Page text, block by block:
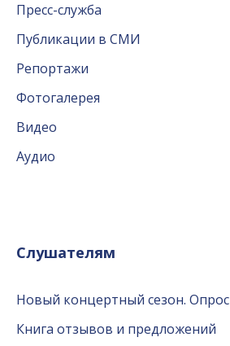
Пресс-служба
Публикации в СМИ
Репортажи
Фотогалерея
Видео
Аудио
Слушателям
Новый концертный сезон. Опрос
Книга отзывов и предложений